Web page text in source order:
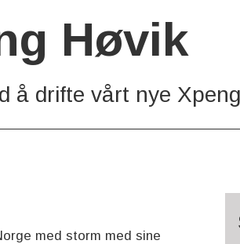
Høvik
å drifte vårt nye
med storm med sine